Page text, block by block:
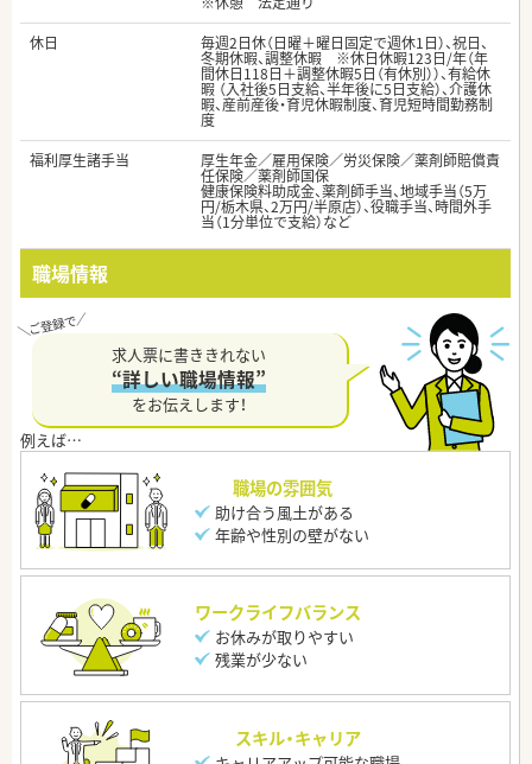
休日
毎週2日休（日曜＋曜日固定で週休1日）、祝日、
冬期休暇、調整休暇 ※休日休暇123日/年（年
間休日118日＋調整休暇5日（有休別））、有給休
暇 （入社後5日支給、半年後に5日支給）、介護休
暇、産前産後・育児休暇制度、育児短時間勤務制
度
福利厚生諸手当
厚生年金／雇用保険／労災保険／薬剤師賠償責
任保険／薬剤師国保
健康保険料助成金、薬剤師手当、地域手当（5万
円/栃木県、2万円/半原店）、役職手当、時間外手
当（1分単位で支給）など
職場情報
求人票に書ききれない
“詳しい職場情報”
をお伝えします！
職場の雰囲気
助け合う風土がある
年齢や性別の壁がない
ワークライフバランス
お休みが取りやすい
残業が少ない
スキル・キャリア